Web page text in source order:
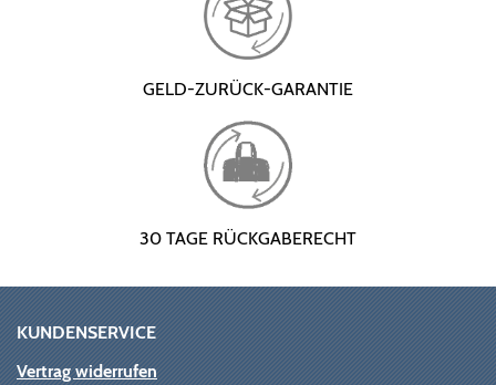
GELD-ZURÜCK-GARANTIE
30 TAGE RÜCKGABERECHT
KUNDENSERVICE
Vertrag widerrufen